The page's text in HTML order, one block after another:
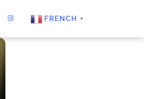
FRENCH ▼